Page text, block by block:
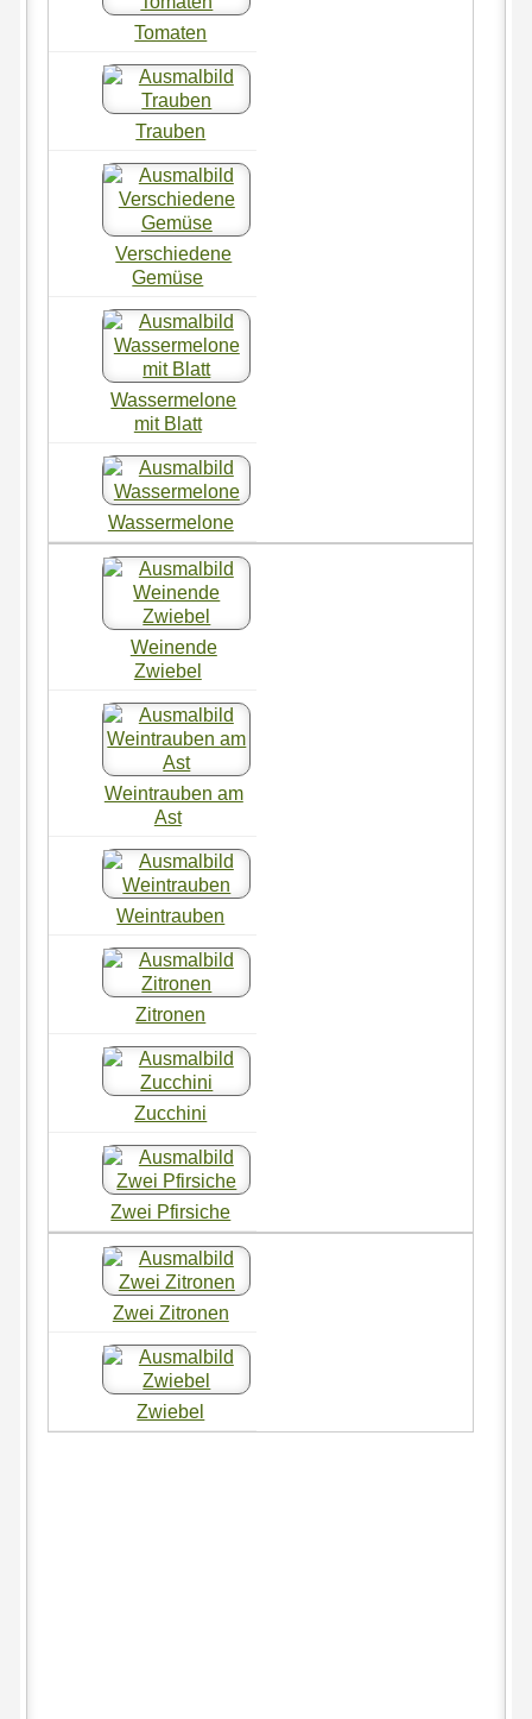
Tomaten
Trauben
Verschiedene
Gemüse
Wassermelone
mit Blatt
Wassermelone
Weinende
Zwiebel
Weintrauben am
Ast
Weintrauben
Zitronen
Zucchini
Zwei Pfirsiche
Zwei Zitronen
Zwiebel